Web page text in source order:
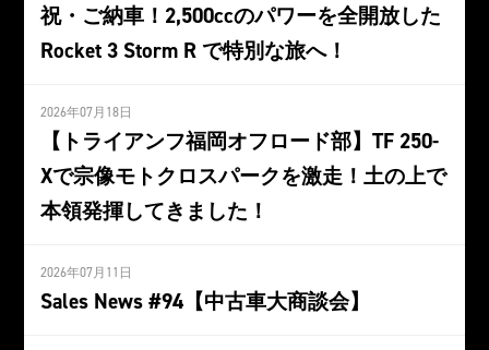
祝・ご納車！2,500ccのパワーを全開放した
Rocket 3 Storm R で特別な旅へ！
2026年07月18日
【トライアンフ福岡オフロード部】TF 250-
Xで宗像モトクロスパークを激走！土の上で
本領発揮してきました！
2026年07月11日
Sales News #94【中古車大商談会】